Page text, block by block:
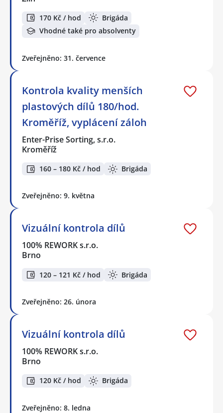
170 Kč / hod
Brigáda
Vhodné také pro absolventy
Zveřejněno: 31. července
Kontrola kvality menších
plastových dílů 180/hod.
Kroměříž, vyplácení záloh
Enter-Prise Sorting, s.r.o.
Kroměříž
160 – 180 Kč / hod Brigáda
Zveřejněno: 9. května
Vizuální kontrola dílů
100% REWORK s.r.o.
Brno
120 – 121 Kč / hod Brigáda
Zveřejněno: 26. února
Vizuální kontrola dílů
100% REWORK s.r.o.
Brno
120 Kč / hod Brigáda
Zveřejněno: 8. ledna